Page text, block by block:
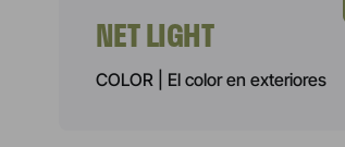
NET LIGHT
COLOR | El color en exteriores